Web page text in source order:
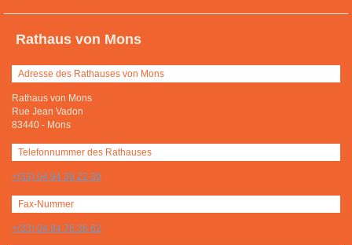
Rathaus von Mons
Adresse des Rathauses von Mons
Rathaus von Mons
Rue Jean Vadon
83440 - Mons
Telefonnummer des Rathauses
+(33) 04 94 39 22 39
Fax-Nummer
+(33) 04 94 76 36 62